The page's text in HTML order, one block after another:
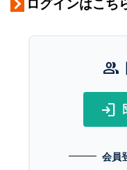
group
login
会員